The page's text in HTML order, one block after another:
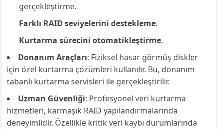
gerçekleştirme.
Farklı RAID seviyelerini destekleme.
Kurtarma sürecini otomatikleştirme.
Donanım Araçları: Fiziksel hasar görmüş diskler
için özel kurtarma çözümleri kullanılır. Bu, donanım
tabanlı kurtarma servisleri ile gerçekleştirilir.
Uzman Güvenliği: Profesyonel veri kurtarma
hizmetleri, karmaşık RAID yapılandırmalarında
deneyimlidir. Özellikle kritik veri kaybı durumlarında